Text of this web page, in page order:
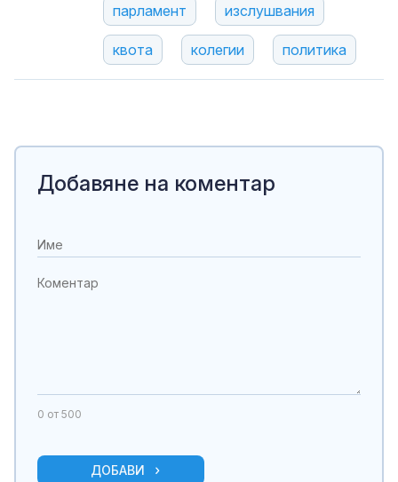
парламент изслушвания
квота колегии политика
Добавяне на коментар
0 от 500
ДОБАВИ